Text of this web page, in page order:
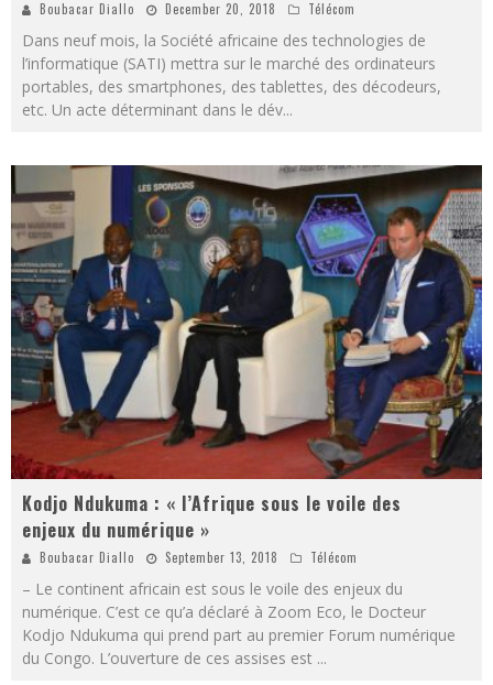
Boubacar Diallo December 20, 2018 Télécom
Dans neuf mois, la Société africaine des technologies de
l’informatique (SATI) mettra sur le marché des ordinateurs
portables, des smartphones, des tablettes, des décodeurs,
etc. Un acte déterminant dans le dév...
Kodjo Ndukuma : « l’Afrique sous le voile des
enjeux du numérique »
Boubacar Diallo September 13, 2018 Télécom
– Le continent africain est sous le voile des enjeux du
numérique. C’est ce qu’a déclaré à Zoom Eco, le Docteur
Kodjo Ndukuma qui prend part au premier Forum numérique
du Congo. L’ouverture de ces assises est ...